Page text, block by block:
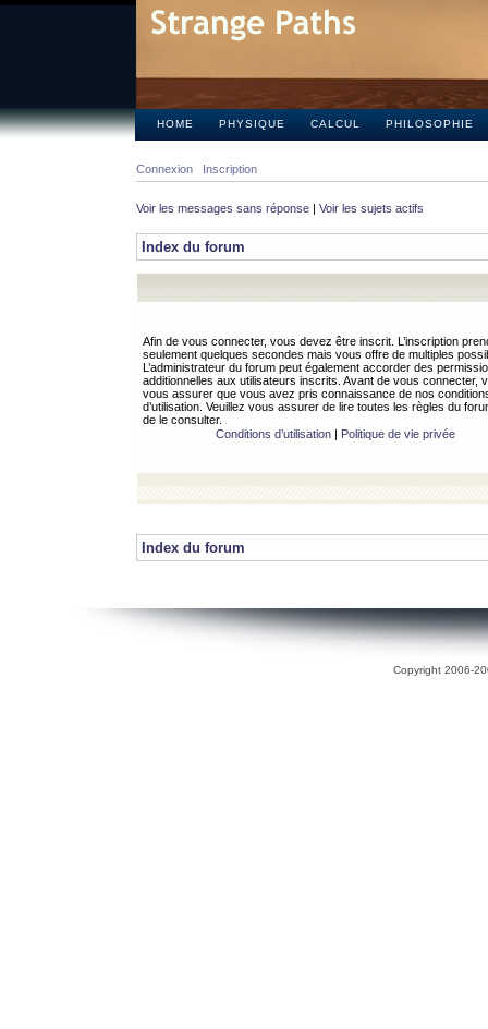
HOME PHYSIQUE CALCUL PHILOSOPHIE
Connexion Inscription
Voir les messages sans réponse | Voir les sujets actifs
Index du forum
Afin de vous connecter, vous devez être inscrit. L’inscription
seulement quelques secondes mais vous offre de multiples
L’administrateur du forum peut également accorder des
additionnelles aux utilisateurs inscrits. Avant de vous connecter,
vous assurer que vous avez pris connaissance de nos
d’utilisation. Veuillez vous assurer de lire toutes les règles du
de le consulter.
Conditions d’utilisation| Politique de vie privée
Index du forum
Copyright 2006-